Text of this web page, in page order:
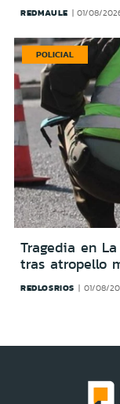
REDMAULE 01/08/
POLICIAL
Tragedia en
tras atropello
REDLOSRIOS 01/08/